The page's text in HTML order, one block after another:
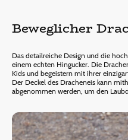
Beweglicher
Das detailreiche Design und die
einem echten Hingucker. Die
Kids und begeistern mit ihrer
Der Deckel des Dracheneis kann
abgenommen werden, um den